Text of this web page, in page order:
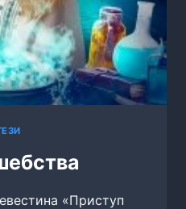
«Приступ